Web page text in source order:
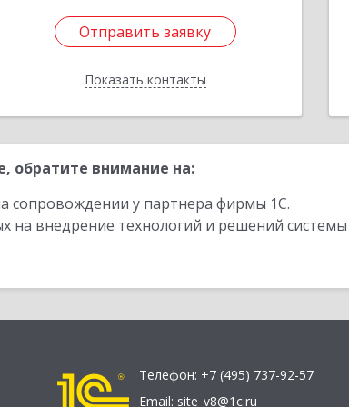
Отправить заявку
Показать контакты
Отправить заявку
Назад
обратите внимание на:
сопровождении у партнера фирмы 1С.
на внедрение технологий и решений
Телефон: +7 (495) 737-92-57
Email: site_v8@1c.ru